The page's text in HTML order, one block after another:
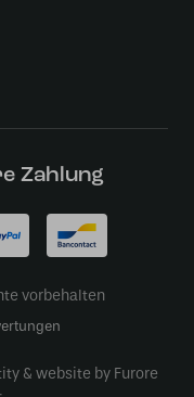
Zahlung
vorbehalten
& website by Furore